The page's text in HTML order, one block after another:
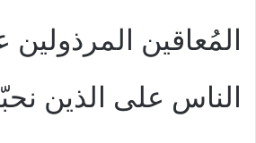
المُعاقين
الناس على الذين